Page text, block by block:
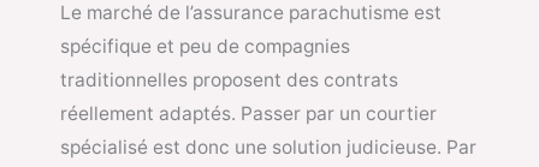
Le marché de l’assurance parachutisme est
spécifique et peu de compagnies
traditionnelles proposent des contrats
réellement adaptés. Passer par un courtier
spécialisé est donc une solution judicieuse. Par